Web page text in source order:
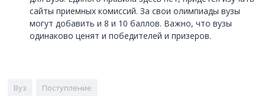
сайты приемных комиссий. За свои олимпиады вузы
могут добавить и 8 и 10 баллов. Важно, что вузы
одинаково ценят и победителей и призеров.
Вуз Поступление